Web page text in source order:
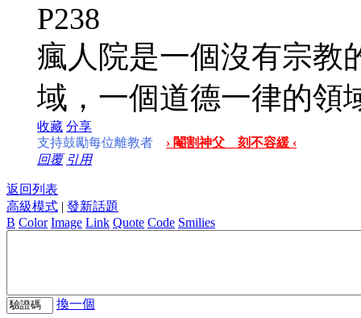
P238
瘋人院是一個沒有宗教
域，一個道德一律的領
收藏 分享
支持鼓勵每位離教者
› 閹割神父 刻不容緩 ‹
回覆 引用
返回列表
高級模式 | 發新話題
B Color Image Link Quote Code Smilies
換一個